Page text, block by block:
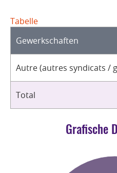
Tabelle
Gewerkschaften
Autre (autres syndicats /
Total
Grafische